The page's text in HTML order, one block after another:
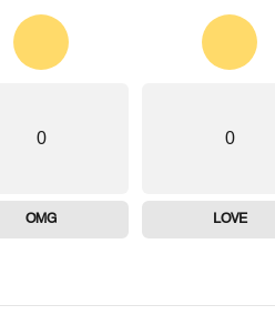
0
LOVE
0
OMG